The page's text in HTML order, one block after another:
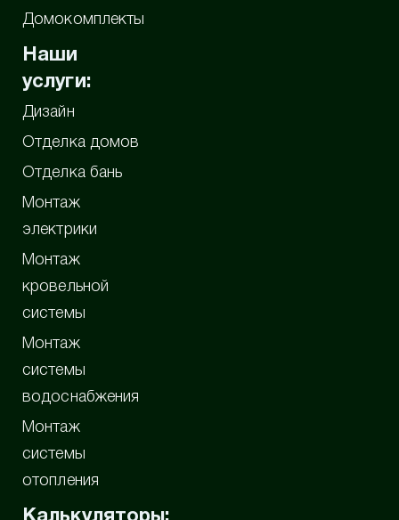
Домокомплекты
Наши
услуги:
Дизайн
Отделка домов
Отделка бань
Монтаж
электрики
Монтаж
кровельной
системы
Монтаж
системы
водоснабжения
Монтаж
системы
отопления